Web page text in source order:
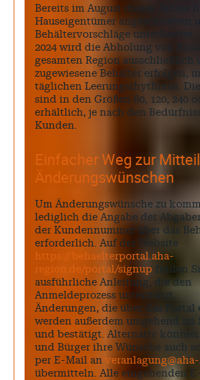
Bereits im August dieses Jahres
Hauseigentümer angeschrieben
Behältervorschläge unterbreitet.
2024 wird die Abholung von
gesamten Region ausschließlich
zugewiesene Behälter erfolgen,
täglichen Leerungsrhythmus.
sind in den Größen 80, 120, 240
erhältlich, je nach den
Kunden.
Einfacher Weg zur
Änderungswünschen
Um Änderungswünsche zu
lediglich die Angabe der
der Kundennummer über das
erforderlich. Auf der Website
https://behaelterportal.aha-
region.de/portal/signup finden
ausführliche Anleitung, die den
Anmeldeprozess unterstützt.
Änderungen, die über das Portal
werden außerdem umgehend im
und bestätigt. Alternativ können
und Bürger ihre Wünsche auch
per E-Mail an
übermitteln. Alle eingehenden